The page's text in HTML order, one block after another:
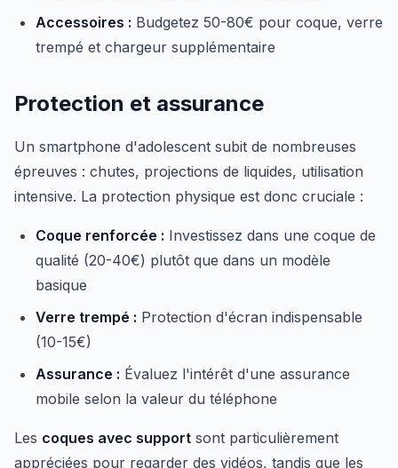
Accessoires : Budgetez 50-80€ pour coque, verre
trempé et chargeur supplémentaire
Protection et assurance
Un smartphone d'adolescent subit de nombreuses
épreuves : chutes, projections de liquides, utilisation
intensive. La protection physique est donc cruciale :
Coque renforcée : Investissez dans une coque de
qualité (20-40€) plutôt que dans un modèle
basique
Verre trempé : Protection d'écran indispensable
(10-15€)
Assurance : Évaluez l'intérêt d'une assurance
mobile selon la valeur du téléphone
Les coques avec support sont particulièrement
appréciées pour regarder des vidéos, tandis que les